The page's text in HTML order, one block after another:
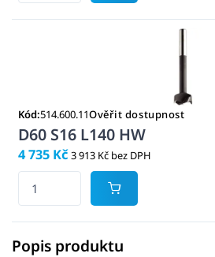
Kód:514.600.11Ověřit dostupnost
D60 S16 L140 HW
4 735 Kč 3 913 Kč bez DPH
Popis produktu